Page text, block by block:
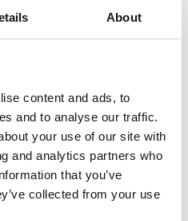
About
content and ads, to
and to analyse our traffic.
your use of our site with
and analytics partners who
that you’ve
collected from your use
der sikrer
konfiguration og
til en leg,